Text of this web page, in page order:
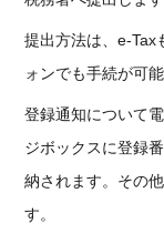
提出方法は、e-Tax
ォンでも手続が可能
登録通知について
ジボックスに登録
納されます。その
す。